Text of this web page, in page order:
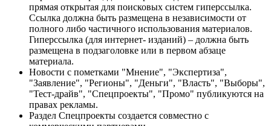
прямая открытая для поисковых систем гиперссылка.
Ссылка должна быть размещена в независимости от
полного либо частичного использования материалов.
Гиперссылка (для интернет- изданий) – должна быть
размещена в подзаголовке или в первом абзаце
материала.
Новости с пометками "Мнение", "Экспертиза",
"Заявление", "Регионы", "Деньги", "Власть", "Выборы",
"Тест-драйв", "Спецпроекты", "Промо" публикуются на
правах рекламы.
Раздел Спецпроекты создается совместно с